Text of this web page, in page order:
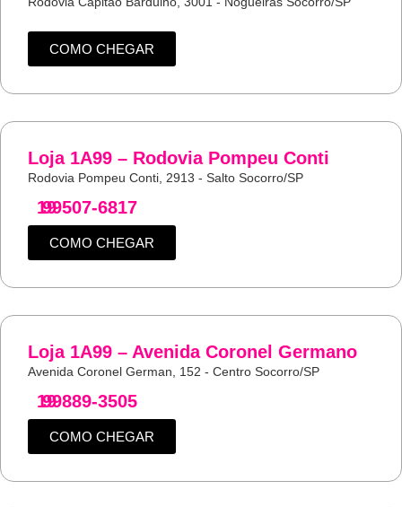
COMO CHEGAR
Loja 1A99 – Rodovia Pompeu Conti
Rodovia Pompeu Conti, 2913 - Salto Socorro/SP
19
99507-6817
COMO CHEGAR
Loja 1A99 – Avenida Coronel Germano
Avenida Coronel German, 152 - Centro Socorro/SP
19
99889-3505
COMO CHEGAR